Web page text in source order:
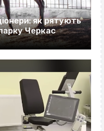
як рятують
Черкас